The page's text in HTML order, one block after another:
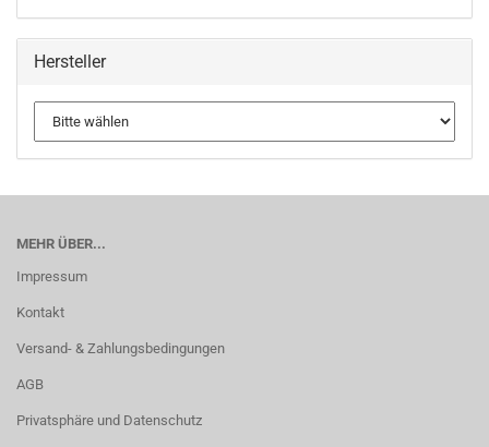
Hersteller
MEHR ÜBER...
Impressum
Kontakt
Versand- & Zahlungsbedingungen
AGB
Privatsphäre und Datenschutz